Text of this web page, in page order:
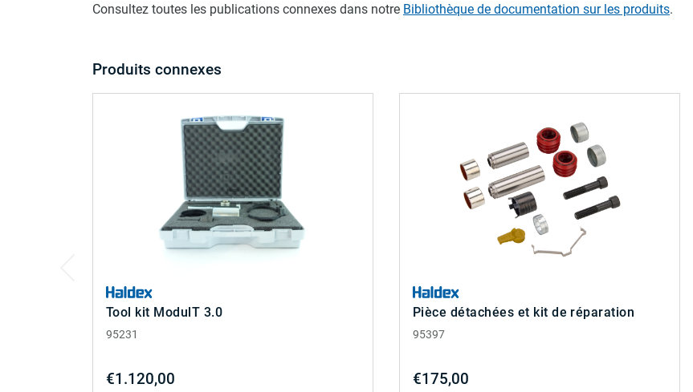
Consultez toutes les publications connexes dans notre Bibliothèque de documentation sur les produits.
Produits connexes
Tool kit ModulT 3.0
95231
€1.120,00
Pièce détachées et kit de réparation
95397
€175,00